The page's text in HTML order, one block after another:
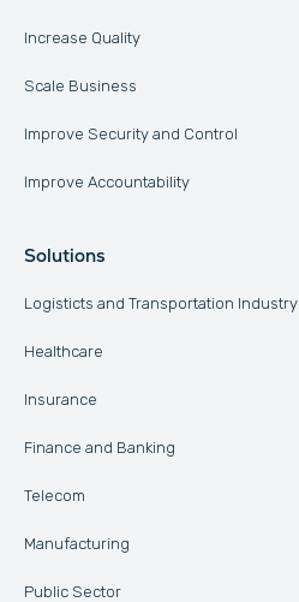
Increase Quality
Scale Business
Improve Security and Control
Improve Accountability
Solutions
Logisticts and Transportation Industry
Healthcare
Insurance
Finance and Banking
Telecom
Manufacturing
Public Sector